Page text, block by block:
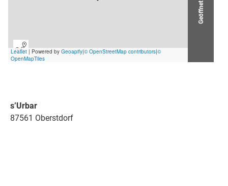
Geöffnet
s’Urbar
87561 Oberstdorf